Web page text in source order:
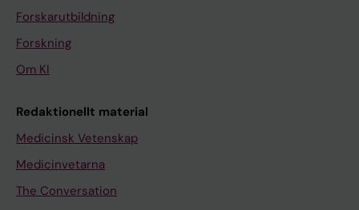
Forskarutbildning
Forskning
Om KI
Redaktionellt material
Medicinsk Vetenskap
Medicinvetarna
The Conversation